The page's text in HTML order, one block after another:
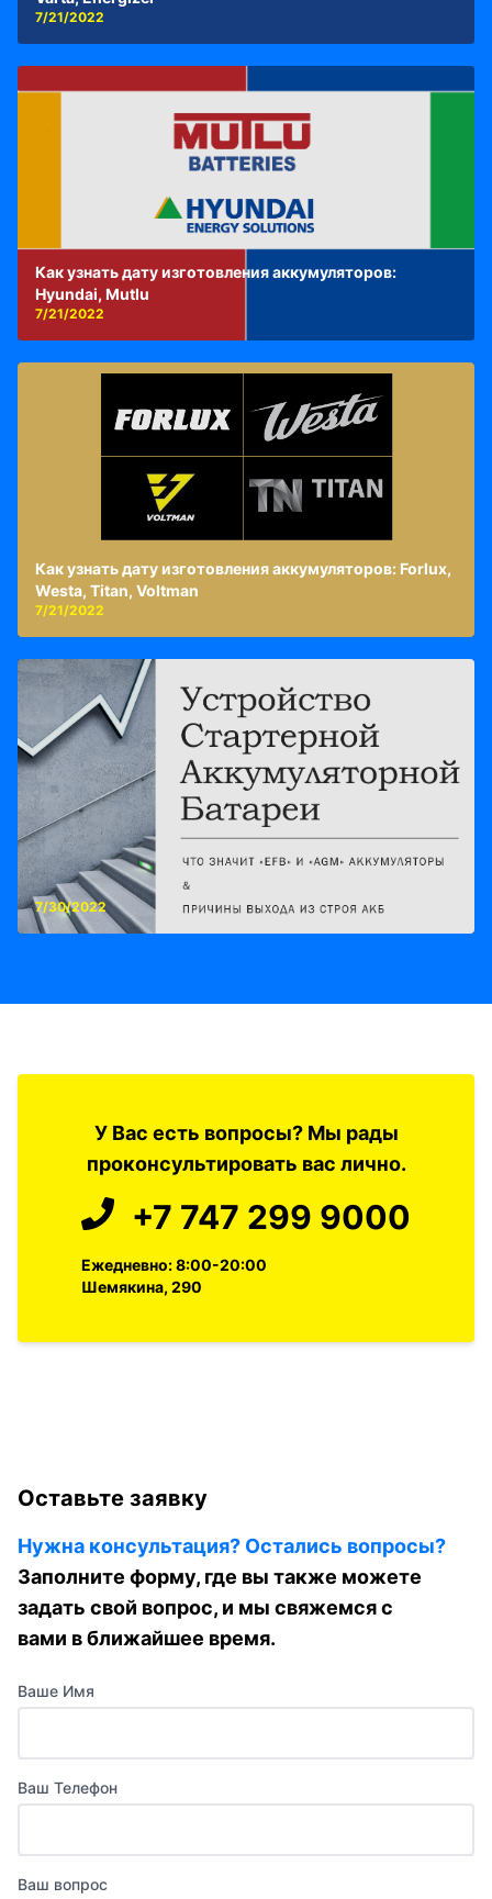
7/21/2022
Как узнать дату изготовления аккумуляторов:
Hyundai, Mutlu
7/21/2022
Как узнать дату изготовления аккумуляторов: Forlux,
Westa, Titan, Voltman
7/21/2022
7/30/2022
У Вас есть вопросы? Мы рады
проконсультировать вас лично.
+7 747 299 9000
Ежедневно: 8:00-20:00
Шемякина, 290
Оставьте заявку
Нужна консультация? Остались вопросы?
Заполните форму, где вы также можете
задать свой вопрос, и мы свяжемся с
вами в ближайшее время.
Ваше Имя
Ваш Телефон
Ваш вопрос